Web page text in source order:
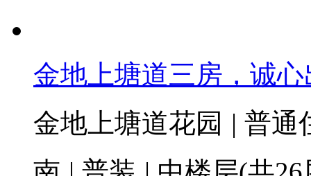
金地上塘道三房，诚心
金地上塘道花园 | 普通